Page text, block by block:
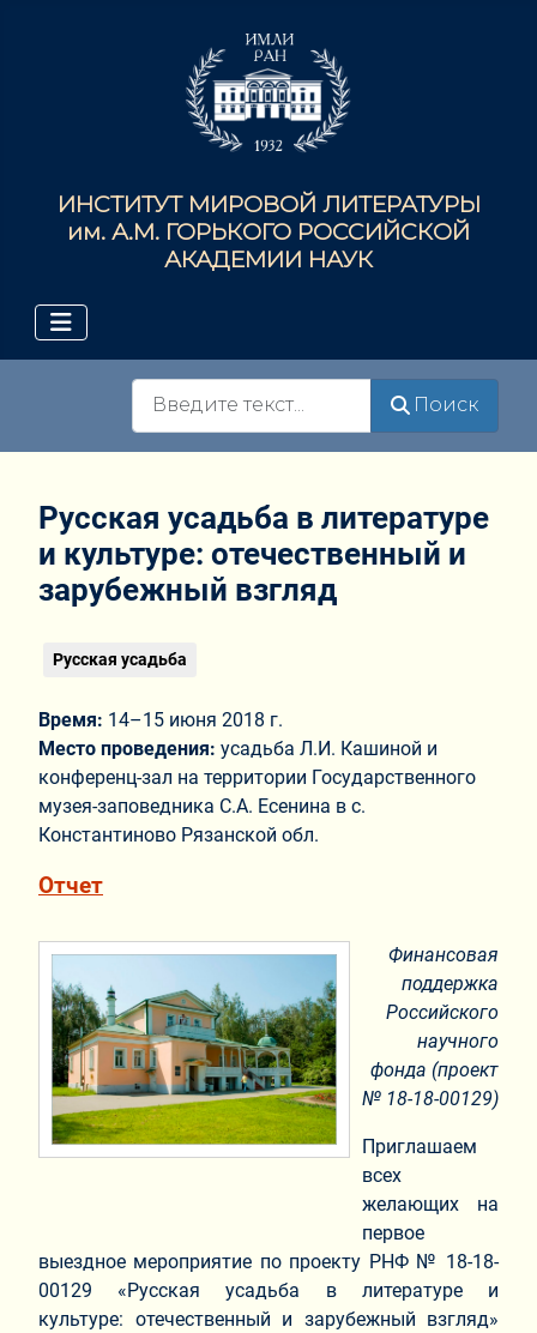
ИНСТИТУТ МИРОВОЙ ЛИТЕРАТУРЫ
им. А.М. ГОРЬКОГО РОССИЙСКОЙ
АКАДЕМИИ НАУК
Поиск
Русская усадьба в литературе
и культуре: отечественный и
зарубежный взгляд
Русская усадьба
Время: 14–15 июня 2018 г.
Место проведения: усадьба Л.И. Кашиной и
конференц-зал на территории Государственного
музея-заповедника С.А. Есенина в с.
Константиново Рязанской обл.
Отчет
Финансовая
поддержка
Российского
научного
фонда (проект
№ 18-18-00129)
Приглашаем
всех
желающих на
первое
выездное мероприятие по проекту РНФ № 18-18-
00129 «Русская усадьба в литературе и
культуре: отечественный и зарубежный взгляд»